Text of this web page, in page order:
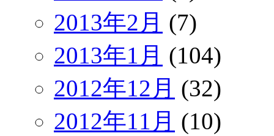
2013年2月 (7)
2013年1月 (104)
2012年12月 (32)
2012年11月 (10)